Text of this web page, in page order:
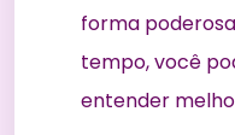
forma
tempo, você
entender